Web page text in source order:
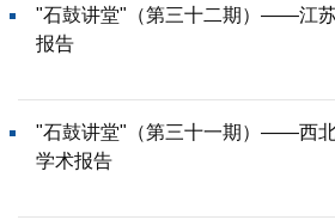
"石鼓讲堂"（第三十二期）——江
报告
"石鼓讲堂"（第三十一期）——西
学术报告